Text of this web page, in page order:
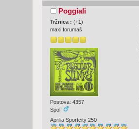
Poggiali
Tržnica :(+1)
maxi forumaš
Postova: 4357
Spol:
Aprilia Sportcity 250